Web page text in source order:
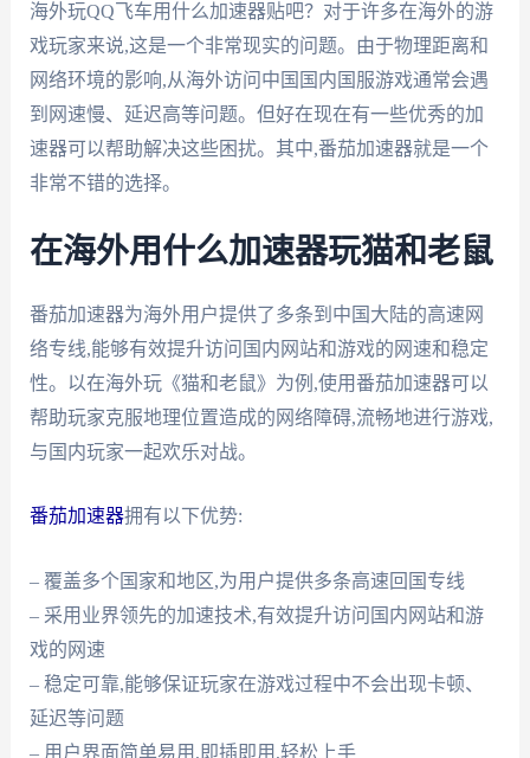
海外玩QQ飞车用什么加速器贴吧？对于许多在海外的游
戏玩家来说,这是一个非常现实的问题。由于物理距离和
网络环境的影响,从海外访问中国国内国服游戏通常会遇
到网速慢、延迟高等问题。但好在现在有一些优秀的加
速器可以帮助解决这些困扰。其中,番茄加速器就是一个
非常不错的选择。
在海外用什么加速器玩猫和老鼠
番茄加速器为海外用户提供了多条到中国大陆的高速网
络专线,能够有效提升访问国内网站和游戏的网速和稳定
性。以在海外玩《猫和老鼠》为例,使用番茄加速器可以
帮助玩家克服地理位置造成的网络障碍,流畅地进行游戏,
与国内玩家一起欢乐对战。
番茄加速器拥有以下优势:
– 覆盖多个国家和地区,为用户提供多条高速回国专线
– 采用业界领先的加速技术,有效提升访问国内网站和游
戏的网速
– 稳定可靠,能够保证玩家在游戏过程中不会出现卡顿、
延迟等问题
– 用户界面简单易用,即插即用,轻松上手